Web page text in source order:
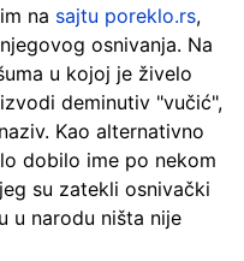
na sajtu poreklo.rs,
osnivanja. Na
u kojoj je živelo
deminutiv "vučić",
Kao alternativno
dobilo ime po nekom
su zatekli osnivački
u narodu ništa nije